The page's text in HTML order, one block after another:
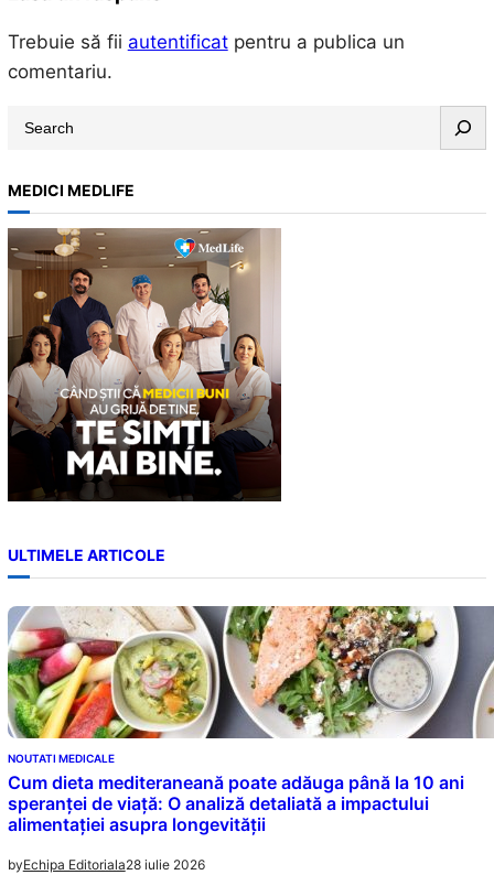
Trebuie să fii autentificatpentru a publica un
comentariu.
a
r
c
h
MEDICI MEDLIFE
ULTIMELE ARTICOLE
NOUTATI MEDICALE
Cum dieta mediteraneană poate adăuga până la 10 ani
speranței de viață: O analiză detaliată a impactului
alimentației asupra longevității
byEchipa Editoriala28 iulie 2026